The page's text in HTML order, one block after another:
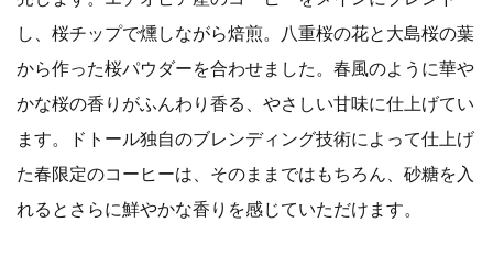
し、桜チップで燻しながら焙煎。八重桜の花と大島桜の葉
から作った桜パウダーを合わせました。春風のように華や
かな桜の香りがふんわり香る、やさしい甘味に仕上げてい
ます。ドトール独自のブレンディング技術によって仕上げ
た春限定のコーヒーは、そのままではもちろん、砂糖を入
れるとさらに鮮やかな香りを感じていただけます。